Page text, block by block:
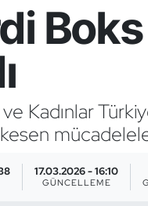
Boks
Kadınlar
17.03.2026 - 16:10
GÜNCELLEME